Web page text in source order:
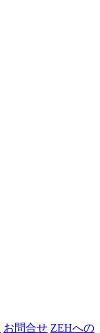
お問合せ ZEHへの